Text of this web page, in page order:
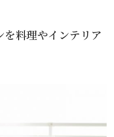
料理やインテリア